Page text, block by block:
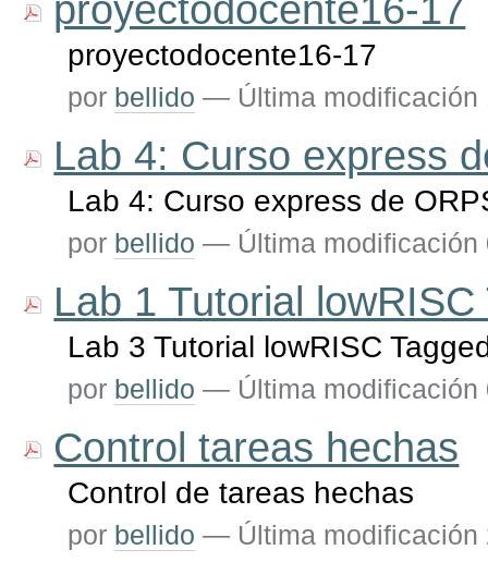
proyectodocente16-17
proyectodocente16-17
por bellido — Última modificación
Lab 4: Curso express
Lab 4: Curso express de
por bellido — Última modificación
Lab 1 Tutorial
Lab 3 Tutorial lowRISC
por bellido — Última modificación
Control tareas hechas
Control de tareas hechas
por bellido — Última modificación